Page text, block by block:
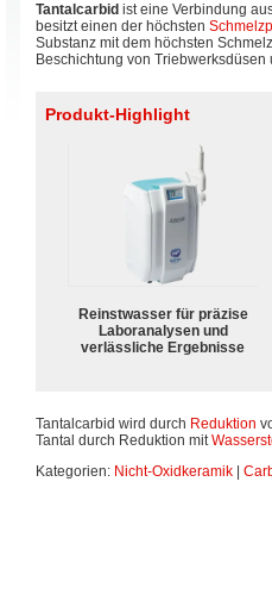
Tantalcarbid ist eine Verbindung
besitzt einen der höchsten
Substanz mit dem höchsten
Beschichtung von
Produkt-Highlight
Reinstwasser für präzise
Laboranalysen und
verlässliche Ergebnisse
Tantalcarbid wird durch Reduktion
Tantal durch Reduktion mit
Kategorien: Nicht-Oxidkeramik